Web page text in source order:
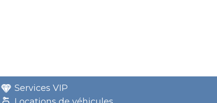
Services VIP